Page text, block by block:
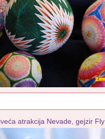
atrakcija Nevade, gejzir Fly